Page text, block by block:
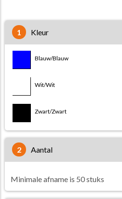
1 Kleur
Blauw/Blauw
Wit/Wit
Zwart/Zwart
2 aantal
Minimale afname is 50 stuks